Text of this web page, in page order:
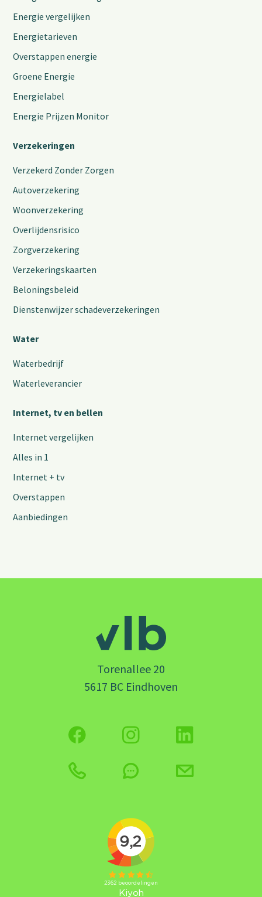
Energie vergelijken
Energietarieven
Overstappen energie
Groene Energie
Energielabel
Energie Prijzen Monitor
Verzekeringen
Verzekerd Zonder Zorgen
Autoverzekering
Woonverzekering
Overlijdensrisico
Zorgverzekering
Verzekeringskaarten
Beloningsbeleid
Dienstenwijzer schadeverzekeringen
Water
Waterbedrijf
Waterleverancier
Internet, tv en bellen
Internet vergelijken
Alles in 1
Internet + tv
Overstappen
Aanbiedingen
Torenallee 20
5617 BC Eindhoven